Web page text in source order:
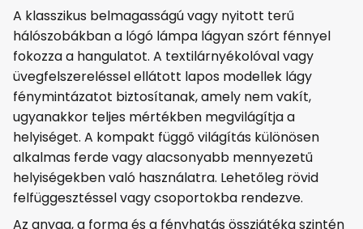
A klasszikus belmagasságú vagy nyitott terű
hálószobákban a lógó lámpa lágyan szórt fénnyel
fokozza a hangulatot. A textilárnyékolóval vagy
üvegfelszereléssel ellátott lapos modellek lágy
fénymintázatot biztosítanak, amely nem vakít,
ugyanakkor teljes mértékben megvilágítja a
helyiséget. A kompakt függő világítás különösen
alkalmas ferde vagy alacsonyabb mennyezetű
helyiségekben való használatra. Lehetőleg rövid
felfüggesztéssel vagy csoportokba rendezve.
Az anyag, a forma és a fényhatás összjátéka szintén